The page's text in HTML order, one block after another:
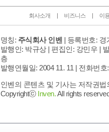
회사소개 비즈니스 이
명칭: 주식회사 인벤 | 등록번호: 경
발행인: 박규상 | 편집인: 강민우 |
층
발행연월일: 2004 11. 11 | 전화번호
인벤의 콘텐츠 및 기사는 저작권
Copyrightⓒ Inven.All rights